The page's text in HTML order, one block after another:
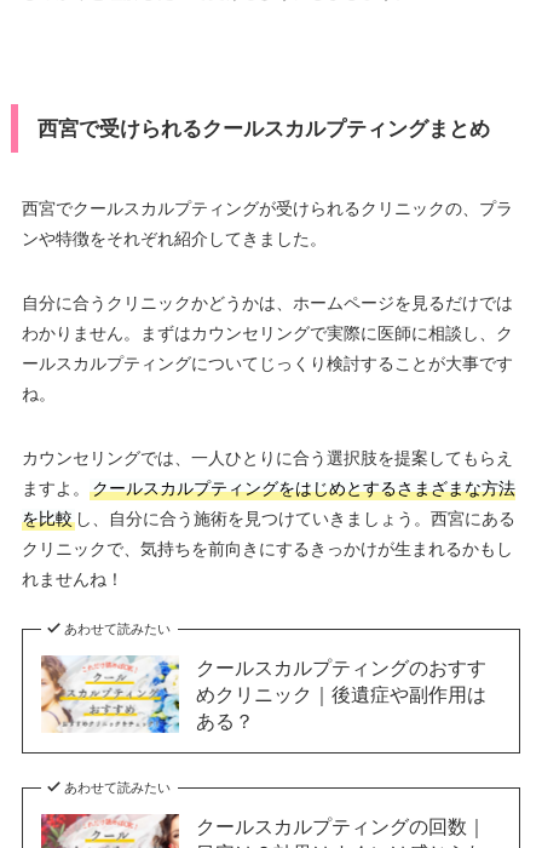
西宮で受けられるクールスカルプティングまとめ
西宮でクールスカルプティングが受けられるクリニックの、プラ
ンや特徴をそれぞれ紹介してきました。
自分に合うクリニックかどうかは、ホームページを見るだけでは
わかりません。まずはカウンセリングで実際に医師に相談し、ク
ールスカルプティングについてじっくり検討することが大事です
ね。
カウンセリングでは、一人ひとりに合う選択肢を提案してもらえ
ますよ。
クールスカルプティングをはじめとするさまざまな方法
を比較し、自分に合う施術を見つけていきましょう。西宮にある
クリニックで、気持ちを前向きにするきっかけが生まれるかもし
れませんね！
あわせて読みたい
クールスカルプティングのおすす
めクリニック｜後遺症や副作用は
ある？
あわせて読みたい
クールスカルプティングの回数｜